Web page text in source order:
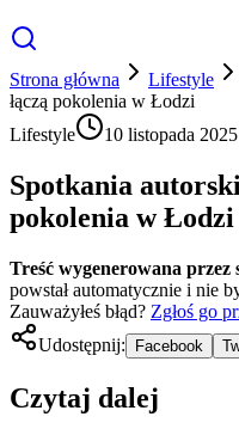
Strona główna Lifestyle
łączą pokolenia w Łodzi
Lifestyle
10 listopada 2025
Spotkania
pokolenia w Łodzi
Treść wygenerowana przez
powstał automatycznie i nie
Zauważyłeś błąd? Zgłoś go
Udostępnij:
Facebook
Czytaj dalej